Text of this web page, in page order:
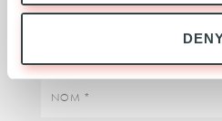
Nom